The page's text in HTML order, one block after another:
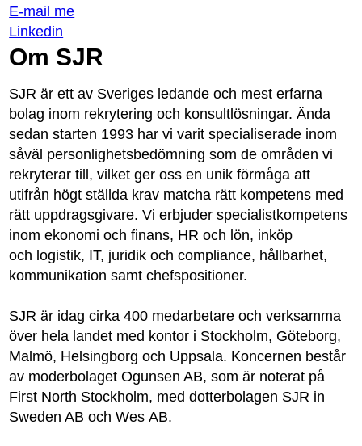
E-mail me
Linkedin
Om SJR
SJR är ett av Sveriges ledande och mest erfarna
bolag inom rekrytering och konsultlösningar. Ända
sedan starten 1993 har vi varit specialiserade inom
såväl personlighetsbedömning som de områden vi
rekryterar till, vilket ger oss en unik förmåga att
utifrån högt ställda krav matcha rätt kompetens med
rätt uppdragsgivare. Vi erbjuder specialistkompetens
inom ekonomi och finans, HR och lön, inköp
och logistik, IT, juridik och compliance, hållbarhet,
kommunikation samt chefspositioner.
SJR är idag cirka 400 medarbetare och verksamma
över hela landet med kontor i Stockholm, Göteborg,
Malmö, Helsingborg och Uppsala. Koncernen består
av moderbolaget Ogunsen AB, som är noterat på
First North Stockholm, med dotterbolagen SJR in
Sweden AB och Wes AB.